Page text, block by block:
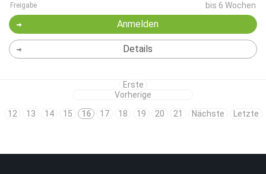
Freigabe bis 6 Wochen
Anmelden
Details
Erste
Vorherige
12
13 14 15 16 17 18 19 20 21 Nächste Letzte